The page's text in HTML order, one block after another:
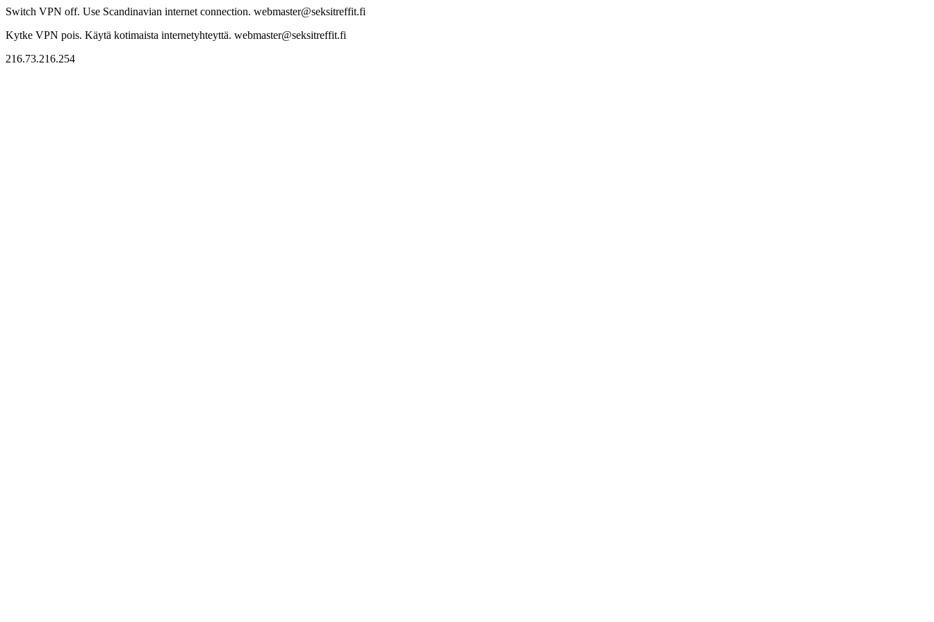
Switch VPN off. Use Scandinavian internet connection. webmaster@seksitreffit.fi
Kytke VPN pois. Käytä kotimaista internetyhteyttä. webmaster@seksitreffit.fi
216.73.216.254